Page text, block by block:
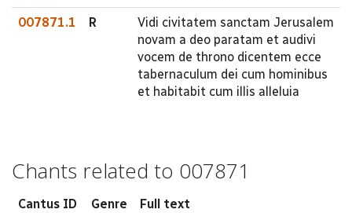
007871.1 R
Vidi civitatem sanctam Jerusalem
novam a deo paratam et audivi
vocem de throno dicentem ecce
tabernaculum dei cum hominibus
et habitabit cum illis alleluia
Chants related to 007871
Cantus ID Genre Full text